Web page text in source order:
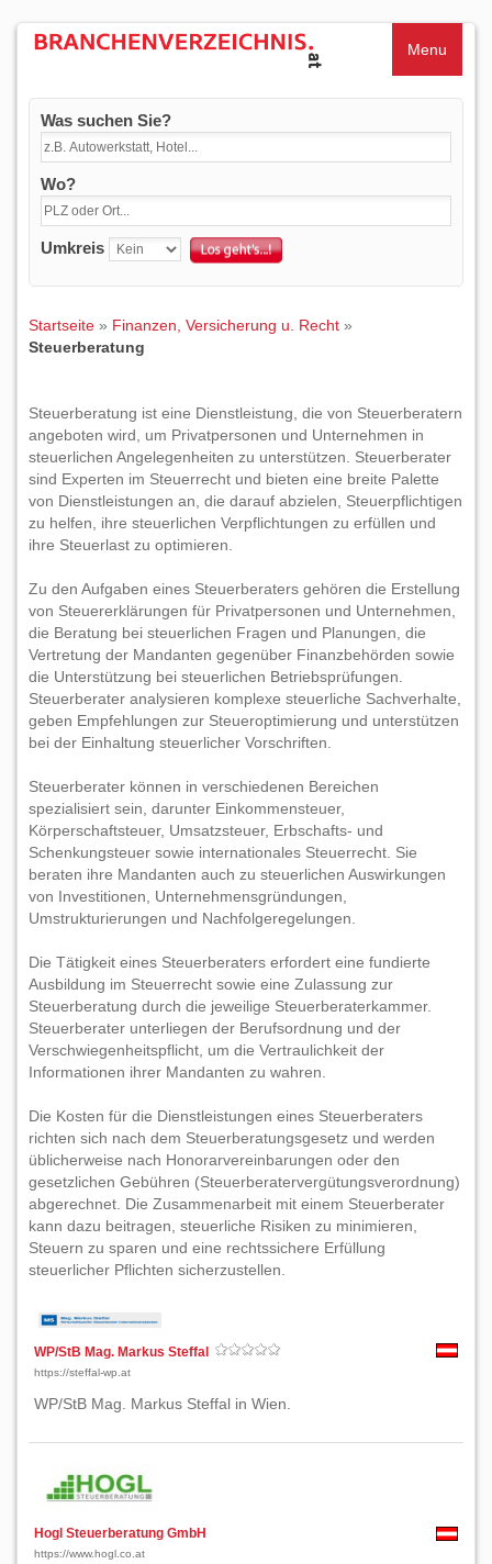
Menu
Was suchen Sie?
Wo?
Umkreis
Startseite » Finanzen, Versicherung u. Recht »
Steuerberatung
Steuerberatung ist eine Dienstleistung, die von Steuerberatern
angeboten wird, um Privatpersonen und Unternehmen in
steuerlichen Angelegenheiten zu unterstützen. Steuerberater
sind Experten im Steuerrecht und bieten eine breite Palette
von Dienstleistungen an, die darauf abzielen, Steuerpflichtigen
zu helfen, ihre steuerlichen Verpflichtungen zu erfüllen und
ihre Steuerlast zu optimieren.
Zu den Aufgaben eines Steuerberaters gehören die Erstellung
von Steuererklärungen für Privatpersonen und Unternehmen,
die Beratung bei steuerlichen Fragen und Planungen, die
Vertretung der Mandanten gegenüber Finanzbehörden sowie
die Unterstützung bei steuerlichen Betriebsprüfungen.
Steuerberater analysieren komplexe steuerliche Sachverhalte,
geben Empfehlungen zur Steueroptimierung und unterstützen
bei der Einhaltung steuerlicher Vorschriften.
Steuerberater können in verschiedenen Bereichen
spezialisiert sein, darunter Einkommensteuer,
Körperschaftsteuer, Umsatzsteuer, Erbschafts- und
Schenkungsteuer sowie internationales Steuerrecht. Sie
beraten ihre Mandanten auch zu steuerlichen Auswirkungen
von Investitionen, Unternehmensgründungen,
Umstrukturierungen und Nachfolgeregelungen.
Die Tätigkeit eines Steuerberaters erfordert eine fundierte
Ausbildung im Steuerrecht sowie eine Zulassung zur
Steuerberatung durch die jeweilige Steuerberaterkammer.
Steuerberater unterliegen der Berufsordnung und der
Verschwiegenheitspflicht, um die Vertraulichkeit der
Informationen ihrer Mandanten zu wahren.
Die Kosten für die Dienstleistungen eines Steuerberaters
richten sich nach dem Steuerberatungsgesetz und werden
üblicherweise nach Honorarvereinbarungen oder den
gesetzlichen Gebühren (Steuerberatervergütungsverordnung)
abgerechnet. Die Zusammenarbeit mit einem Steuerberater
kann dazu beitragen, steuerliche Risiken zu minimieren,
Steuern zu sparen und eine rechtssichere Erfüllung
steuerlicher Pflichten sicherzustellen.
WP/StB Mag. Markus Steffal
https://steffal-wp.at
WP/StB Mag. Markus Steffal in Wien.
Hogl Steuerberatung GmbH
https://www.hogl.co.at